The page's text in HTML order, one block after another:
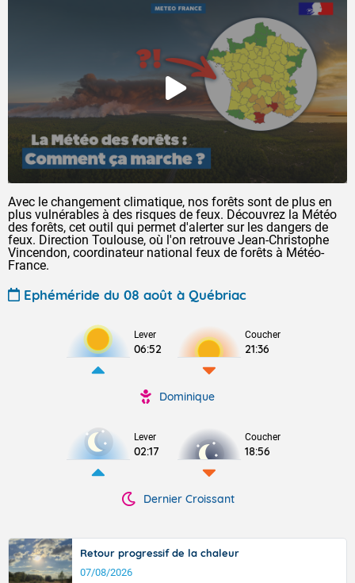
Avec le changement climatique, nos forêts sont de plus en
plus vulnérables à des risques de feux. Découvrez la Météo
des forêts, cet outil qui permet d'alerter sur les dangers de
feux. Direction Toulouse, où l'on retrouve Jean-Christophe
Vincendon, coordinateur national feux de forêts à Météo-
France.
Ephéméride du 08 août à Québriac
Lever
06:52
Coucher
21:36
Dominique
Lever
02:17
Coucher
18:56
Dernier Croissant
Retour progressif de la chaleur
07/08/2026